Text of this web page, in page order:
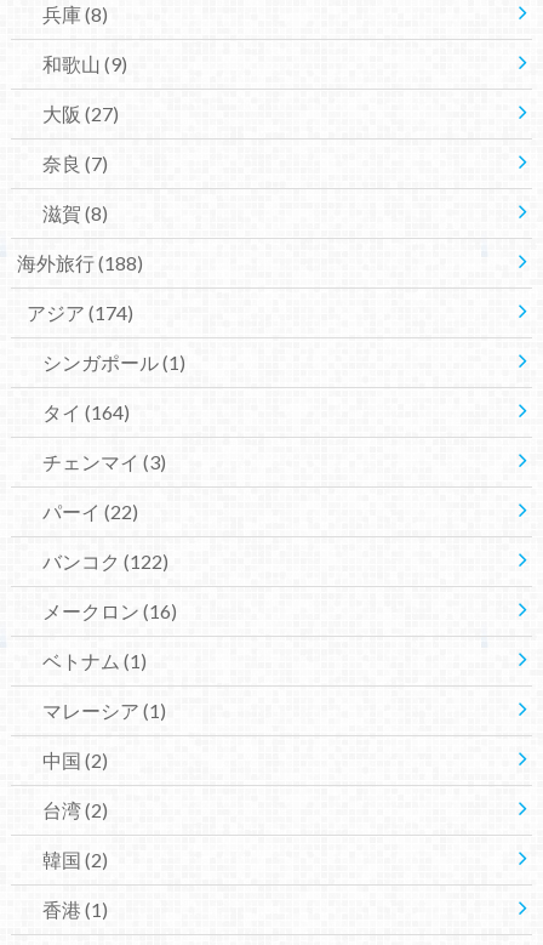
兵庫(8)
和歌山 (9)
大阪 (27)
奈良 (7)
滋賀 (8)
海外旅行(188)
アジア (174)
シンガポール(1)
タイ (164)
チェンマイ (3)
パーイ (22)
バンコク (122)
メークロン (16)
ベトナム (1)
マレーシア (1)
中国 (2)
台湾(2)
韓国 (2)
香港 (1)